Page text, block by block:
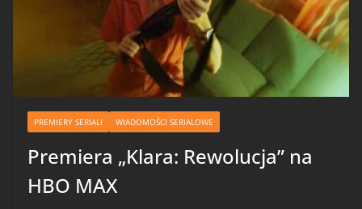
PREMIERY SERIALI WIADOMOŚCI SERIALOWE
Premiera „Klara: Rewolucja” na
HBO MAX